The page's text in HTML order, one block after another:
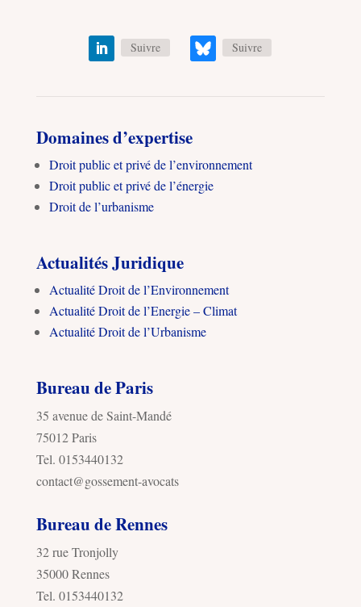
Suivre Suivre
Domaines d’expertise
Droit public et privé de l’environnement
Droit public et privé de l’énergie
Droit de l’urbanisme
Actualités Juridique
Actualité Droit de l’Environnement
Actualité Droit de l’Energie – Climat
Actualité Droit de l’Urbanisme
Bureau de Paris
35 avenue de Saint-Mandé
75012 Paris
Tel. 0153440132
contact@gossement-avocats
Bureau de Rennes
32 rue Tronjolly
35000 Rennes
Tel. 0153440132